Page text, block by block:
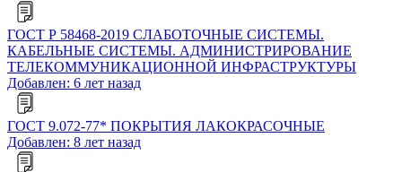
ГОСТ Р 58468-2019 СЛАБОТОЧНЫЕ СИСТЕМЫ.
КАБЕЛЬНЫЕ СИСТЕМЫ. АДМИНИСТРИРОВАНИЕ
ТЕЛЕКОММУНИКАЦИОННОЙ ИНФРАСТРУКТУРЫ
Добавлен: 6 лет назад
ГОСТ 9.072-77* ПОКРЫТИЯ ЛАКОКРАСОЧНЫЕ
Добавлен: 8 лет назад